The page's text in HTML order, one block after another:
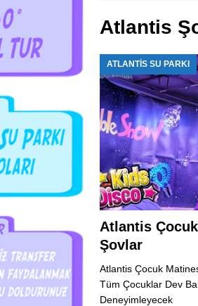
Atlantis
ATLANTIS SU PARKI
Atlantis
Şovlar
Atlantis Çocuk
Tüm Çocuklar Dev
Deneyimleyecek